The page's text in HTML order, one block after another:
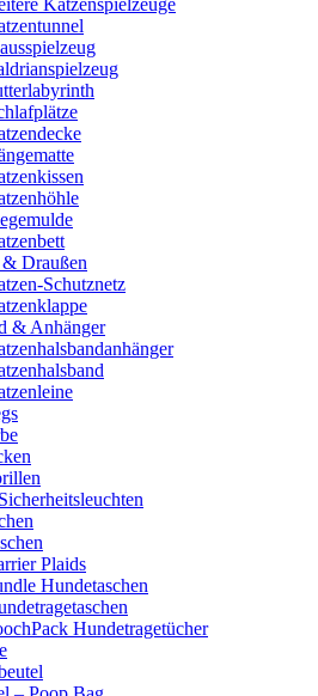
Katzenspielzeuge
Draußen
Schutznetz
& Anhänger
Plaids
Hundetaschen
Hundetragetücher